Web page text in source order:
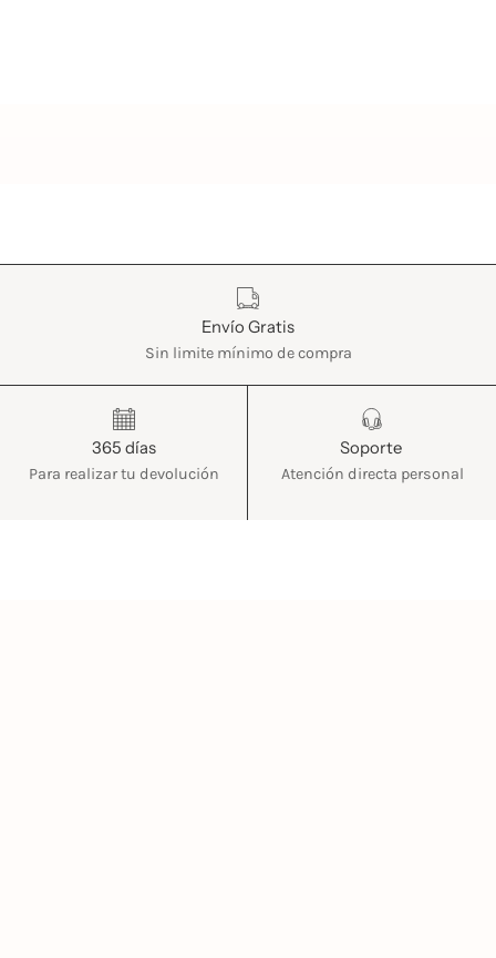
Envío Gratis
Sin limite mínimo de compra
365 días
Para realizar tu devolución
Soporte
Atención directa personal